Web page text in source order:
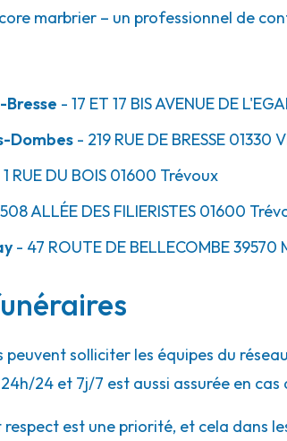
marbrier – un professionnel de
Bresse - 17 ET 17 BIS AVENUE DE
Dombes - 219 RUE DE BRESSE 01330
RUE DU BOIS 01600 Trévoux
ALLÉE DES FILIERISTES 01600
- 47 ROUTE DE BELLECOMBE39570
solliciter les équipes du
24 et 7j/7 est aussi assurée en cas
est une priorité, et cela dans